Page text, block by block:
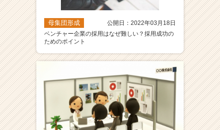
母集団形成
公開日：2022年03月18日
ベンチャー企業の採用はなぜ難しい？採用成功の
ためのポイント